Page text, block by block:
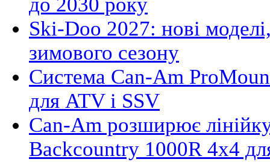
Ski-Doo 2027: нові
зимового сезону
Система Can-Am
для ATV і SSV
Can-Am розширює
Backcountry 1000R 4x4